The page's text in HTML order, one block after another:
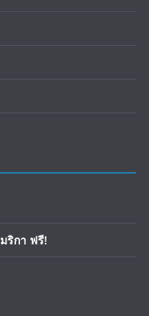
ริกา ฟรี!